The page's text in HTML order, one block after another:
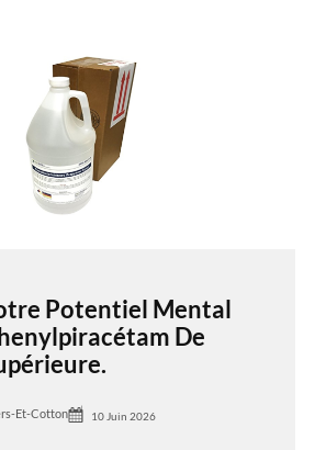
Potentiel Mental
De
Et-Cotton 10 Juin 2026